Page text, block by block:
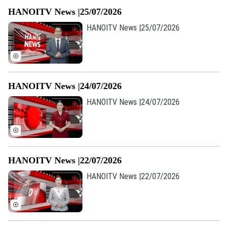
HANOITV News |25/07/2026
HANOITV News |25/07/2026
HANOITV News |24/07/2026
HANOITV News |24/07/2026
HANOITV News |22/07/2026
HANOITV News |22/07/2026